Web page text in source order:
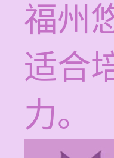
福州
适合
力。